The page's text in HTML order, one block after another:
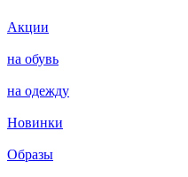
Акции
на обувь
на одежду
Новинки
Образы